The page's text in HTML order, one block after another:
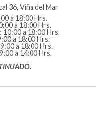
36, Viña del Mar
a 18:00 Hrs.
a 18:00 Hrs.
: 10:00 a 18:00 Hrs.
a 18:00 Hrs.
a 18:00 Hrs.
a 14:00 Hrs.